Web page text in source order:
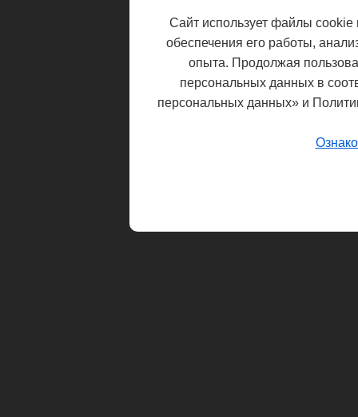
Сайт использует файлы cookie
обеспечения его работы,
опыта. Продолжая
персональных данных в
персональных данных» и